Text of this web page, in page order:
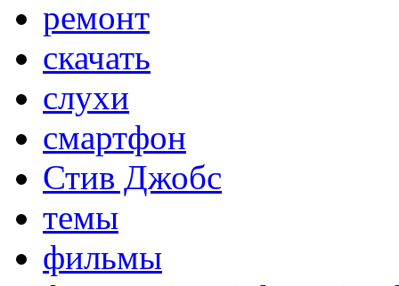
ремонт
скачать
слухи
смартфон
Стив Джобс
темы
фильмы